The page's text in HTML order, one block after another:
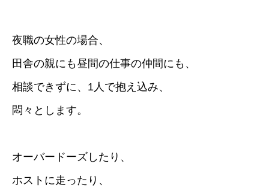
夜職の女性の場合、
田舎の親にも昼間の仕事の仲間にも、
相談できずに、1人で抱え込み、
悶々とします。
オーバードーズしたり、
ホストに走ったり、